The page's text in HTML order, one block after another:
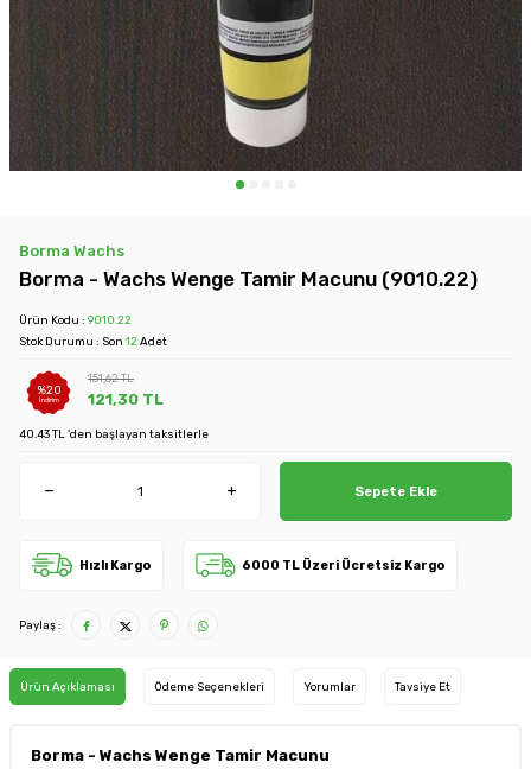
Borma Wachs
Borma - Wachs Wenge Tamir Macunu (9010.22)
Ürün Kodu : 9010.22
Stok Durumu : Son 12 Adet
%20
İndirim
151,62TL
121,30 TL
40.43 TL 'den başlayan taksitlerle
Sepete Ekle
Hızlı Kargo 6000 TL Üzeri Ücretsiz Kargo
Paylaş :
Ürün Açıklaması Ödeme Seçenekleri Yorumlar Tavsiye Et
Borma - Wachs Wenge Tamir Macunu